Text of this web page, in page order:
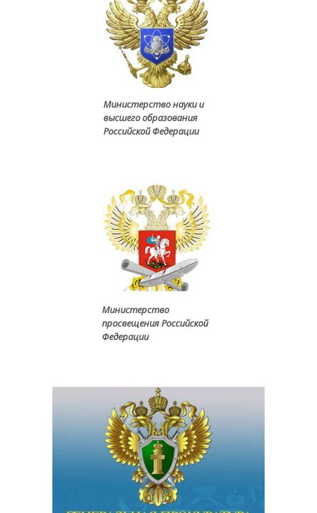
Министерство науки и
высшего образования
Российской Федерации
Министерство
просвещения Российской
Федерации